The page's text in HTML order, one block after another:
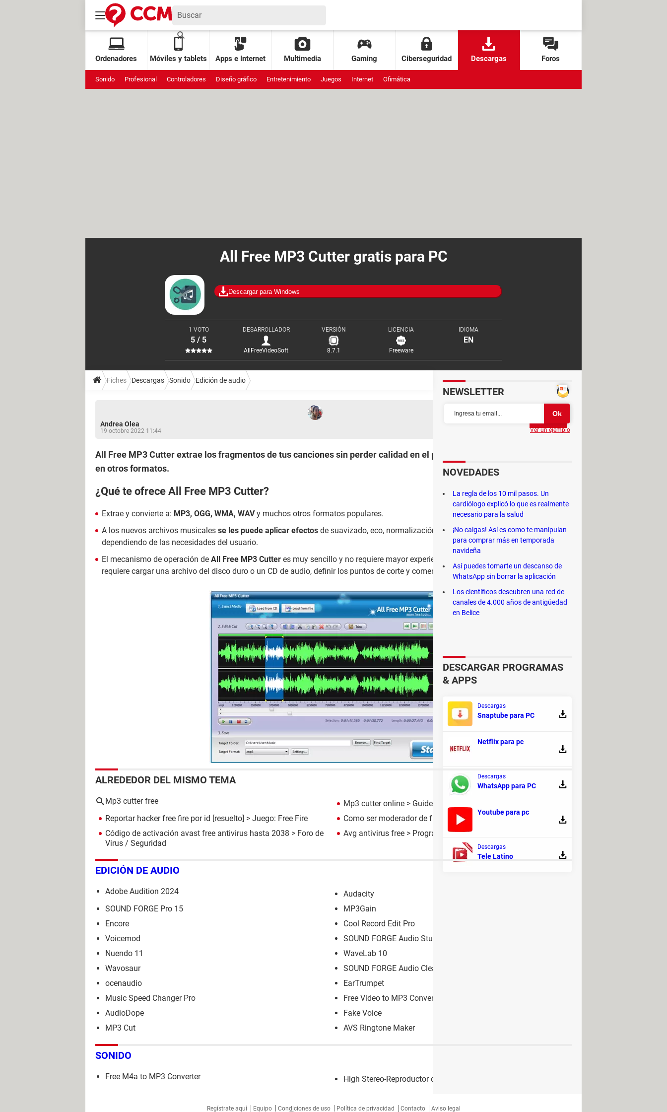
Ordenadores Móviles y tablets Apps e Internet Multimedia Gaming Ciberseguridad Descargas Foros
Sonido Profesional Controladores Diseño gráfico Entretenimiento Juegos Internet Ofimática
All Free MP3 Cutter gratis para PC
Descargar para Windows
1 VOTO
5 / 5
DESARROLLADOR
AllFreeVideoSoft
VERSIÓN
8.7.1
LICENCIA
Freeware
IDIOMA
EN
Fiches Descargas Sonido Edición de audio
Andrea Olea
19 octobre 2022 11:44
Partager
All Free MP3 Cutter extrae los fragmentos de tus canciones sin perder calidad en el proceso y genera un nuevo archivo
en otros formatos.
¿Qué te ofrece All Free MP3 Cutter?
Extrae y convierte a: MP3, OGG, WMA, WAVy muchos otros formatos populares.
A los nuevos archivos musicales se les puede aplicar efectos de suavizado, eco, normalización de volumen y otros ajustes,
dependiendo de las necesidades del usuario.
El mecanismo de operación de All Free MP3 Cutter es muy sencillo y no requiere mayor experiencia por parte del usuario: solo se
requiere cargar una archivo del disco duro o un CD de audio, definir los puntos de corte y comenzar el proceso con un clic.
ALREDEDOR DEL MISMO TEMA
Mp3 cutter free Mp3 cutter online > Guide
Reportar hacker free fire por id [resuelto] > Juego: Free Fire Como ser moderador de free fire [resuelto] >
Juego: Free Fire
Código de activación avast free antivirus hasta 2038 > Foro de
Virus / Seguridad
Avg antivirus free > Programas - Antivirus
EDICIÓN DE AUDIO
Adobe Audition 2024
Audacity
SOUND FORGE Pro 15
MP3Gain
Encore
Cool Record Edit Pro
Voicemod
SOUND FORGE Audio Studio 16
Nuendo 11
WaveLab 10
Wavosaur
SOUND FORGE Audio Cleaning Lab 4
ocenaudio
EarTrumpet
Music Speed Changer Pro
Free Video to MP3 Converter
AudioDope
Fake Voice
MP3 Cut
AVS Ringtone Maker
SONIDO
Free M4a to MP3 Converter High Stereo-Reproductor de MP3
NEWSLETTER
Ver un ejemplo
NOVEDADES
La regla de los 10 mil pasos. Un
cardiólogo explicó lo que es realmente
necesario para la salud
¡No caigas! Así es como te manipulan
para comprar más en temporada
navideña
Así puedes tomarte un descanso de
WhatsApp sin borrar la aplicación
Los científicos descubren una red de
canales de 4.000 años de antigüedad
en Belice
DESCARGAR PROGRAMAS
& APPS
Descargas
Snaptube para PC
Netflix para pc
Descargas
WhatsApp para PC
Youtube para pc
Descargas
Tele Latino
Regístrate aquí Equipo Condiciones de uso Política de privacidad Contacto Aviso legal